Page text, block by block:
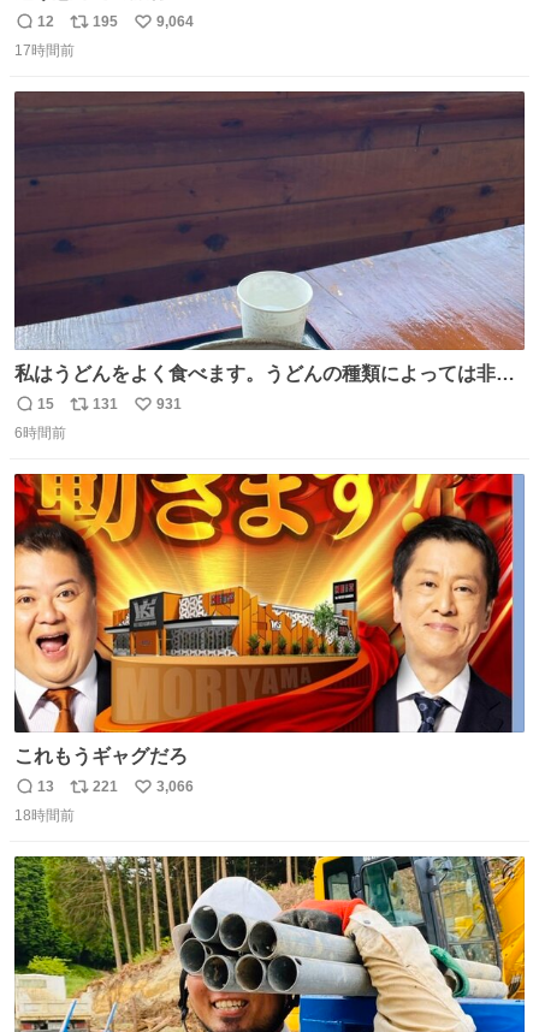
ｗ
返
信
12
リ
ポ
195
い
9,064
17時間前
私はうどんをよく食べます。うどんの種類によっては非常
食にもなります。生うどんは消費期限が短く、冷凍うどん
は長持ちする代わりに停電に弱いので、乾麺タイプのうど
ファ化米や缶詰など、色々な非常食がありますが、うどん
もいかがでしょうか？
返
信
15
リ
ト
数
131
い
数
931
6時間前
これもうギャグだろ
返
信
13
リ
ポ
ト
数
221
い
数
3,066
18時間前